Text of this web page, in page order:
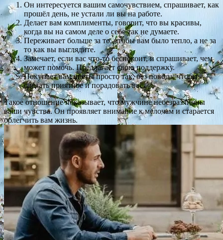
Он интересуется вашим самочувствием, спрашивает, как
прошёл день, не устали ли вы на работе.
Делает вам комплименты, говорит, что вы красивы,
когда вы на самом деле о себе так не думаете.
Переживает больше за то, чтобы вам было тепло, а не за
то как вы выглядите.
Замечает, если вас что-то беспокоит, и спрашивает, чем
может помочь. Предлагает свою поддержку.
Покупает вам цветы просто так, без повода, чтобы
сделать приятное и порадовать вас.
Такое отношение показывает, что мужчине небезразличны
ваши чувства. Он проявляет внимание к мелочам и старается
облегчить вам жизнь.